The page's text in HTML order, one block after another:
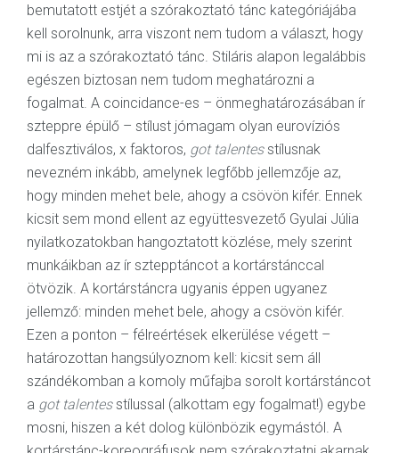
bemutatott estjét a szórakoztató tánc kategóriájába
kell sorolnunk, arra viszont nem tudom a választ, hogy
mi is az a szórakoztató tánc. Stiláris alapon legalábbis
egészen biztosan nem tudom meghatározni a
fogalmat. A coincidance-es – önmeghatározásában ír
szteppre épülő – stílust jómagam olyan eurovíziós
dalfesztiválos, x faktoros, got talentesstílusnak
nevezném inkább, amelynek legfőbb jellemzője az,
hogy minden mehet bele, ahogy a csövön kifér. Ennek
kicsit sem mond ellent az együttesvezető Gyulai Júlia
nyilatkozatokban hangoztatott közlése, mely szerint
munkáikban az ír sztepptáncot a kortárstánccal
ötvözik. A kortárstáncra ugyanis éppen ugyanez
jellemző: minden mehet bele, ahogy a csövön kifér.
Ezen a ponton – félreértések elkerülése végett –
határozottan hangsúlyoznom kell: kicsit sem áll
szándékomban a komoly műfajba sorolt kortárstáncot
a got talentesstílussal (alkottam egy fogalmat!) egybe
mosni, hiszen a két dolog különbözik egymástól. A